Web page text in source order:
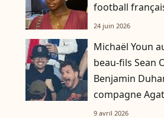
football
24 juin 2026
Michaël Youn
beau-fils Sean
Benjamin
compagne
tous à fond
9 avril 2026